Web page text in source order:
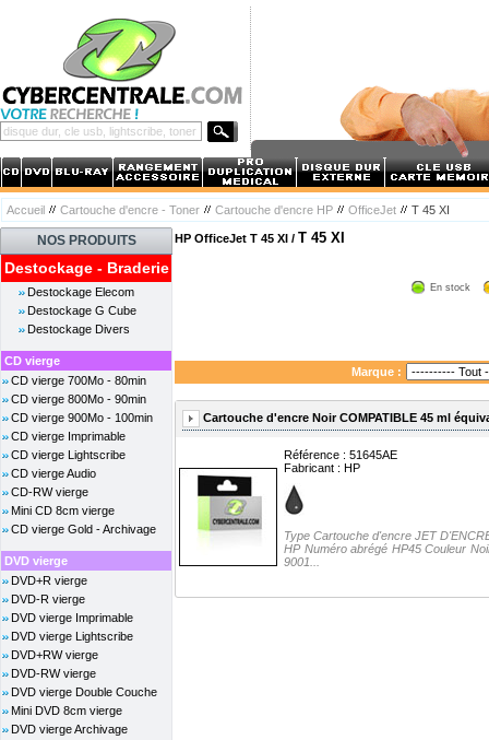
Accueil Cartouche d'encre - Toner Cartouche d'encre HP OfficeJet T 45 XI
NOS PRODUITS
Destockage - Braderie
Destockage Elecom
Destockage G Cube
Destockage Divers
CD vierge
CD vierge 700Mo - 80min
CD vierge 800Mo - 90min
CD vierge 900Mo - 100min
CD vierge Imprimable
CD vierge Lightscribe
CD vierge Audio
CD-RW vierge
Mini CD 8cm vierge
CD vierge Gold - Archivage
DVD vierge
DVD+R vierge
DVD-R vierge
DVD vierge Imprimable
DVD vierge Lightscribe
DVD+RW vierge
DVD-RW vierge
DVD vierge Double Couche
Mini DVD 8cm vierge
DVD vierge Archivage
HP OfficeJet T 45 XI / T 45 XI
En stock
Marque :
Cartouche d'encre Noir COMPATIBLE 45 ml
Référence : 51645AE
Fabricant : HP
Type Cartouche d'encre JET
HP Numéro abrégé HP45 Couleur
9001...